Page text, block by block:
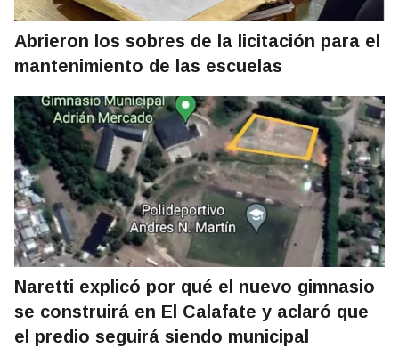
Abrieron los sobres de la licitación para el
mantenimiento de las escuelas
Naretti explicó por qué el nuevo gimnasio
se construirá en El Calafate y aclaró que
el predio seguirá siendo municipal